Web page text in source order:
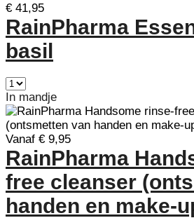
€ 41,95
RainPharma
basil
In mandje
Vanaf € 9,95
RainPharma
free cleanser
handen en make-